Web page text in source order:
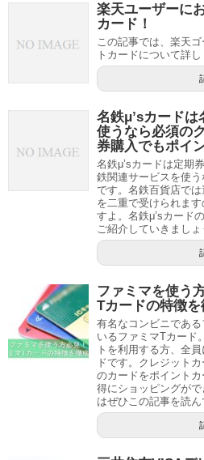
楽天ユーザーに
カード！
この記事では、楽天
トカードについて詳
名鉄μ’sカード
使うなら必須の
券購入でもポイ
名鉄μ’sカードは定期
鉄関連サービスを使
です。名鉄百貨店で
を二重で受けられま
すよ。名鉄μ’sカード
ご紹介していきましょ
ファミマを使う
Tカードの特徴
有名なコンビニであ
いるファミマTカード
トを利用する方、全
ドです。クレジット
のカードをポイント
得にショッピングが
はぜひこの記事を読ん